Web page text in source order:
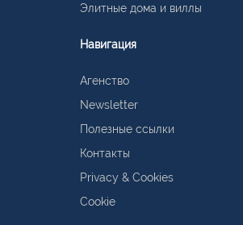
Элитные дома и виллы
Навигация
Агенство
Newsletter
Полезные ссылки
Контакты
Privacy & Cookies
Cookie